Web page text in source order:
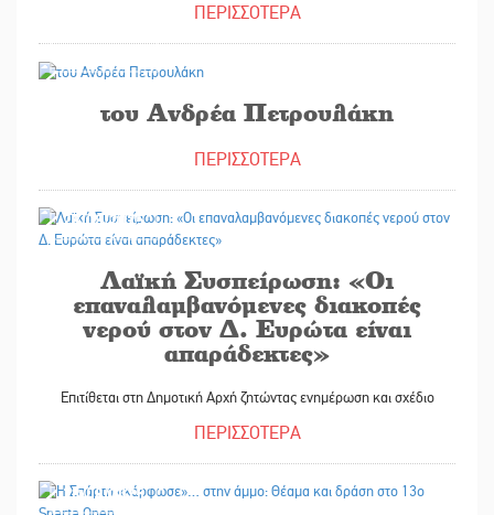
ΠΕΡΙΣΣΟΤΕΡΑ
του Ανδρέα Πετρουλάκη
ΠΕΡΙΣΣΟΤΕΡΑ
28/08/2025
Λαϊκή Συσπείρωση: «Οι
επαναλαμβανόμενες διακοπές
νερού στον Δ. Ευρώτα είναι
απαράδεκτες»
Επιτίθεται στη Δημοτική Αρχή ζητώντας ενημέρωση και σχέδιο
ΠΕΡΙΣΣΟΤΕΡΑ
28/08/2025